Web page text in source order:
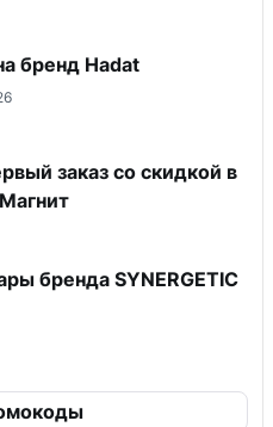
бренд Hadat
заказ со скидкой в
бренда SYNERGETIC